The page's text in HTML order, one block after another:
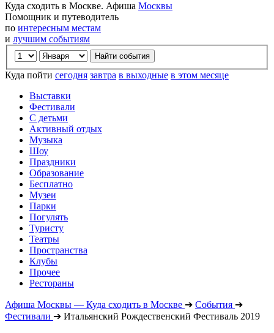
Куда сходить в Москве. Афиша Москвы
Помощник и путеводитель
по интересным местам
и лучшим событиям
Куда пойти сегодня завтра в выходные в этом месяце
Выставки
Фестивали
С детьми
Активный отдых
Музыка
Шоу
Праздники
Образование
Бесплатно
Музеи
Парки
Погулять
Туристу
Театры
Пространства
Клубы
Прочее
Рестораны
Афиша Москвы — Куда сходить в Москве ➔ События ➔
Фестивали ➔ Итальянский Рождественский Фестиваль 2019